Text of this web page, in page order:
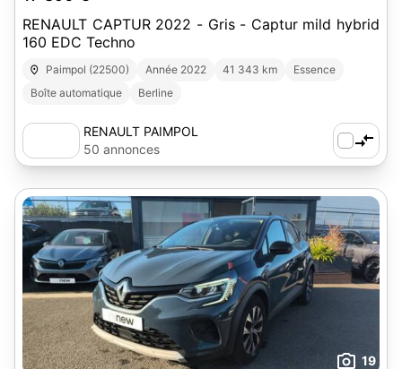
RENAULT CAPTUR 2022 - Gris - Captur mild hybrid
160 EDC Techno
Paimpol (22500) Année 2022 41 343 km
Essence
Boîte automatique
Berline
RENAULT PAIMPOL
50 annonces
19